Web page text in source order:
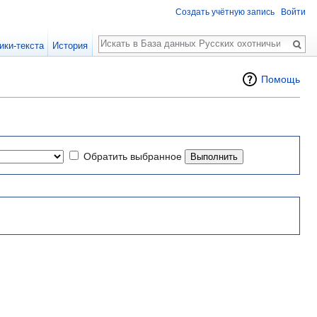
Помощь
Обратить выбранное
Создать учётную запись Войти
текста История
Поиск